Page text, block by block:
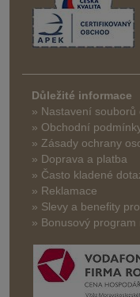
Důležité informace
» Nastavení souborů
» Obchodní
» Zásady ochrany
» Doprava a platba
» Často kladené
» Reklamace
» Slevy a benefity
» Bonusový program